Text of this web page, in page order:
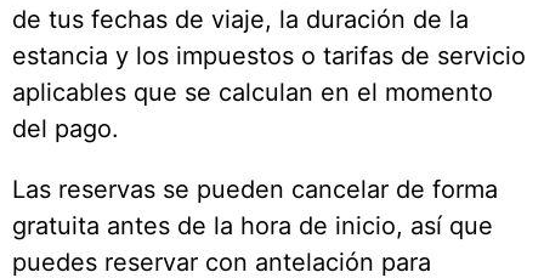
de tus fechas de viaje, la duración de la
estancia y los impuestos o tarifas de servicio
aplicables que se calculan en el momento
del pago.
Las reservas se pueden cancelar de forma
gratuita antes de la hora de inicio, así que
puedes reservar con antelación para